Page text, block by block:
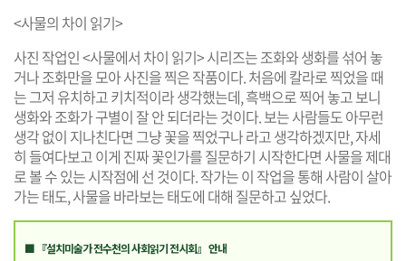
<사물의 차이 읽기>
사진 작업인 <사물에서 차이 읽기> 시리즈는 조화와 생화를 섞어 놓
거나 조화만을 모아 사진을 찍은 작품이다. 처음에 칼라로 찍었을 때
는 그저 유치하고 키치적이라 생각했는데, 흑백으로 찍어 놓고 보니
생화와 조화가 구별이 잘 안 되더라는 것이다. 보는 사람들도 아무런
생각 없이 지나친다면 그냥 꽃을 찍었구나 라고 생각하겠지만, 자세
히 들여다보고 이게 진짜 꽃인가를 질문하기 시작한다면 사물을 제대
로 볼 수 있는 시작점에 선 것이다. 작가는 이 작업을 통해 사람이 살아
가는 태도, 사물을 바라보는 태도에 대해 질문하고 싶었다.
■ 『설치미술가 전수천의 사회읽기 전시회』 안내